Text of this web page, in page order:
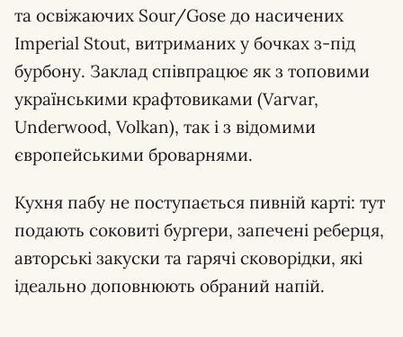
та освіжаючих Sour/Gose до насичених
Imperial Stout, витриманих у бочках з-під
бурбону. Заклад співпрацює як з топовими
українськими крафтовиками (Varvar,
Underwood, Volkan), так і з відомими
європейськими броварнями.
Кухня пабу не поступається пивній карті: тут
подають соковиті бургери, запечені реберця,
авторські закуски та гарячі сковорідки, які
ідеально доповнюють обраний напій.